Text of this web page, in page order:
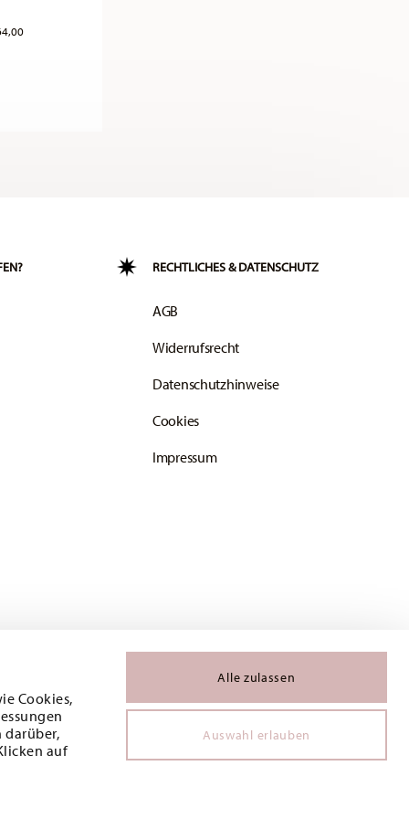
Cookies,
darüber,
auf
Alle zulassen
Auswahl erlauben
RECHTLICHES & DATENSCHUTZ
AGB
Widerrufsrecht
Datenschutzhinweise
Cookies
Impressum